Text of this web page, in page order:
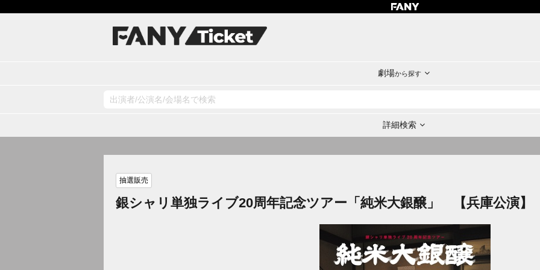
劇場から探す
詳細検索
抽選販売
銀シャリ単独ライブ20周年記念ツアー「純米大銀醸」 【兵庫公演】